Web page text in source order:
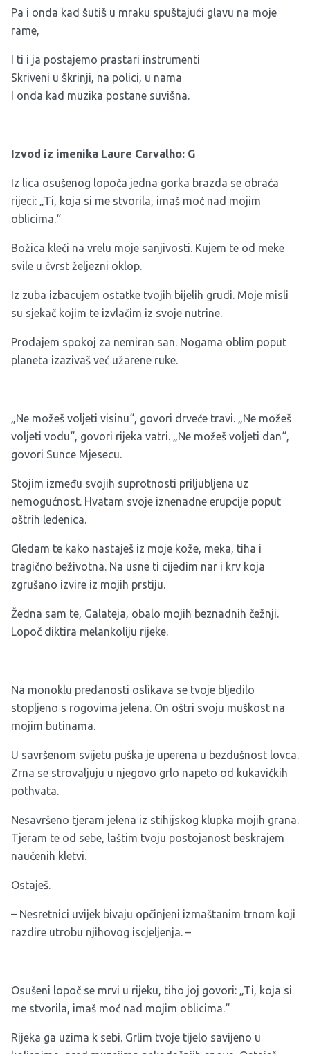
Pa i onda kad šutiš u mraku spuštajući glavu na moje
rame,
I ti i ja postajemo prastari instrumenti
Skriveni u škrinji, na polici, u nama
I onda kad muzika postane suvišna.
Izvod iz imenika Laure Carvalho: G
Iz lica osušenog lopoča jedna gorka brazda se obraća
rijeci: „Ti, koja si me stvorila, imaš moć nad mojim
oblicima.“
Božica kleči na vrelu moje sanjivosti. Kujem te od meke
svile u čvrst željezni oklop.
Iz zuba izbacujem ostatke tvojih bijelih grudi. Moje misli
su sjekač kojim te izvlačim iz svoje nutrine.
Prodajem spokoj za nemiran san. Nogama oblim poput
planeta izazivaš već užarene ruke.
„Ne možeš voljeti visinu“, govori drveće travi. „Ne možeš
voljeti vodu“, govori rijeka vatri. „Ne možeš voljeti dan“,
govori Sunce Mjesecu.
Stojim između svojih suprotnosti priljubljena uz
nemogućnost. Hvatam svoje iznenadne erupcije poput
oštrih ledenica.
Gledam te kako nastaješ iz moje kože, meka, tiha i
tragično beživotna. Na usne ti cijedim nar i krv koja
zgrušano izvire iz mojih prstiju.
Žedna sam te, Galateja, obalo mojih beznadnih čežnji.
Lopoč diktira melankoliju rijeke.
Na monoklu predanosti oslikava se tvoje bljedilo
stopljeno s rogovima jelena. On oštri svoju muškost na
mojim butinama.
U savršenom svijetu puška je uperena u bezdušnost lovca.
Zrna se strovaljuju u njegovo grlo napeto od kukavičkih
pothvata.
Nesavršeno tjeram jelena iz stihijskog klupka mojih grana.
Tjeram te od sebe, laštim tvoju postojanost beskrajem
naučenih kletvi.
Ostaješ.
– Nesretnici uvijek bivaju opčinjeni izmaštanim trnom koji
razdire utrobu njihovog iscjeljenja. –
Osušeni lopoč se mrvi u rijeku, tiho joj govori: „Ti, koja si
me stvorila, imaš moć nad mojim oblicima.“
Rijeka ga uzima k sebi. Grlim tvoje tijelo savijeno u